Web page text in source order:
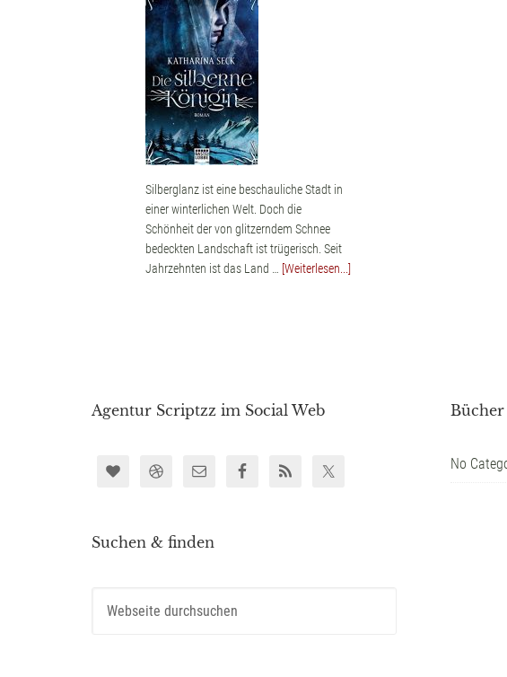
Silberglanz ist eine beschauliche Stadt in
einer winterlichen Welt. Doch die
Schönheit der von glitzerndem Schnee
bedeckten Landschaft ist trügerisch. Seit
Jahrzehnten ist das Land … [Weiterlesen...]
Agentur Scriptzz im Social Web
Suchen & finden
No